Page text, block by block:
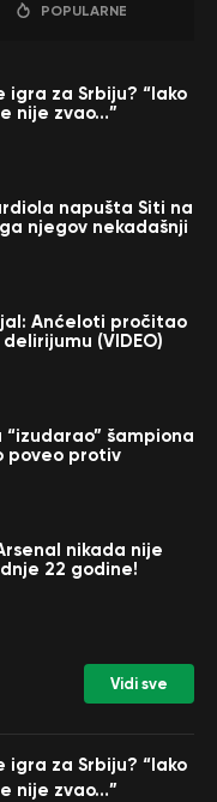
POPULARNE
igra za Srbiju? “Iako
nije zvao…”
napušta Siti na
njegov nekadašnji
Anćeloti pročitao
(VIDEO)
šampiona
poveo protiv
nikada nije
22 godine!
Vidi sve
igra za Srbiju? “Iako
nije zvao…”